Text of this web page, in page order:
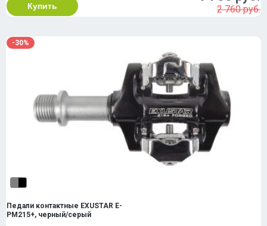
Купить 2 760 руб.
-30%
Педали контактные EXUSTAR E-
PM215+, черный/серый